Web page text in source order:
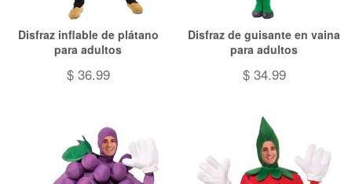
Disfraz inflable de plátano
para adultos
$ 36.99
Disfraz de guisante en vaina
para adultos
$ 34.99